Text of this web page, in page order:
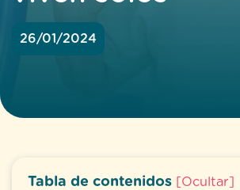
26/01/2024
Tabla de contenidos Ocultar